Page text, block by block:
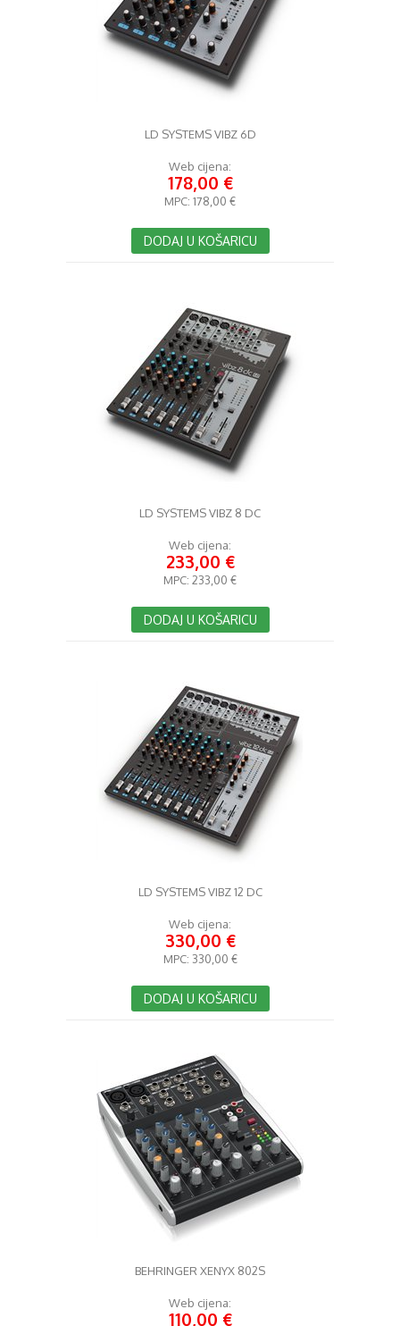
LD SYSTEMS VIBZ 6D
Web cijena:
178,00 €
MPC: 178,00 €
DODAJ U KOŠARICU
LD SYSTEMS VIBZ 8 DC
Web cijena:
233,00 €
MPC: 233,00 €
DODAJ U KOŠARICU
LD SYSTEMS VIBZ 12 DC
Web cijena:
330,00 €
MPC: 330,00 €
DODAJ U KOŠARICU
BEHRINGER XENYX 802S
Web cijena:
110,00 €